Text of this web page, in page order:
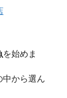
を始めま
中から選ん